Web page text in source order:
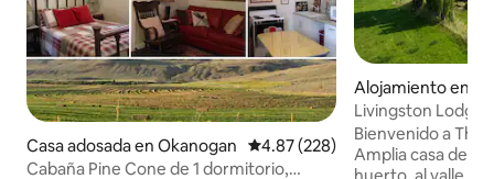
Casa adosada en Okanogan Calificación promedio: 4.87 de
4.87 (228)
Cabaña Pine Cone de 1 dormitorio,
Alojamiento en
Livingston Lodge
con jacuzzi
Bienvenido a The
Amplia casa de